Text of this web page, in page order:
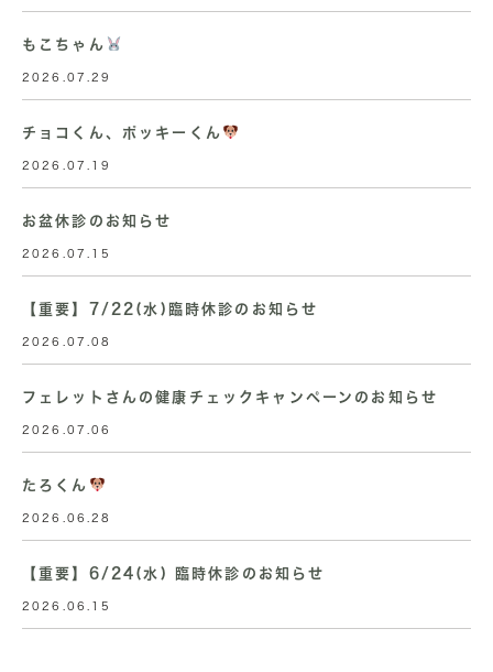
もこちゃん
2026.07.29
チョコくん、ポッキーくん
2026.07.19
お盆休診のお知らせ
2026.07.15
【重要】7/22(水)臨時休診のお知らせ
2026.07.08
フェレットさんの健康チェックキャンペーンのお知らせ
2026.07.06
たろくん
2026.06.28
【重要】6/24(水) 臨時休診のお知らせ
2026.06.15